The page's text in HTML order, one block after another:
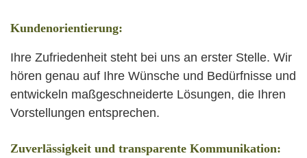
Kundenorientierung:
Ihre Zufriedenheit steht bei uns an erster Stelle. Wir
hören genau auf Ihre Wünsche und Bedürfnisse und
entwickeln maßgeschneiderte Lösungen, die Ihren
Vorstellungen entsprechen.
Zuverlässigkeit und transparente Kommunikation: